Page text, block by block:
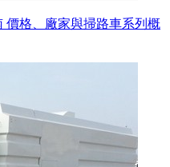
價格、廠家與掃路車系列概